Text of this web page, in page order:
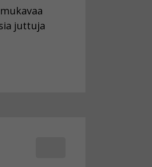
juttuja